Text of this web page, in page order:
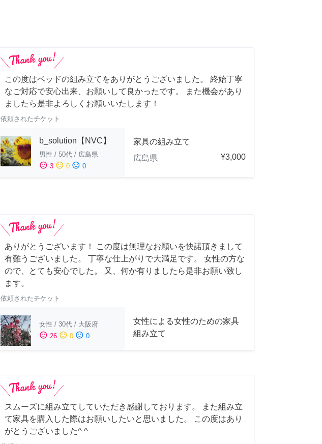
この度はベッドの組み立てをありがとうございました。 終始丁寧
なご対応で安心出来、お願いして良かったです。 また機会があり
ましたら是非よろしくお願いいたします！
依頼されたチケット
b_solution【NVC】
男性 / 50代 / 広島県
sentiment_satisfied 3 sentiment_neutral 0 sentiment_dissatisfied 0
家具の組み立て
広島県
¥3,000
ありがとうございます！ この度は無理なお願いを快諾頂きまして
有難うございました。 丁寧な仕上がりで大満足です。 女性の方な
ので、とても安心でした。 又、何か有りましたら是非お願い致し
ます。
依頼されたチケット
女性 / 30代 / 大阪府
sentiment_satisfied 26 sentiment_neutral 0 sentiment_dissatisfied 0
女性による女性のための家具
組み立て
スムーズに組み立てしていただき感謝しております。 また組み立
て家具を購入した際はお願いしたいと思いました。 この度はあり
がとうございました^ ^